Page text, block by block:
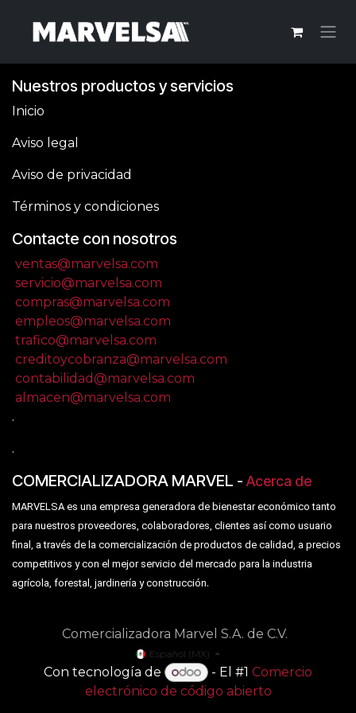
Nuestros productos y servicios
Inicio
Aviso legal
Aviso de privacidad
Términos y condiciones
Contacte con nosotros
ventas@marvelsa.com
servicio@marvelsa.com
compras@marvelsa.com
empleos@marvelsa.com
trafico@marvelsa.com
creditoycobranza@marvelsa.com
contabilidad@marvelsa.com
almacen@marvelsa.com
.
.
COMERCIALIZADORA MARVEL - Acerca de
MARVELSA es una empresa generadora de bienestar económico tanto
para nuestros proveedores, colaboradores, clientes así como usuario
final, a través de la comercialización de productos de calidad, a precios
competitivos y con el mejor servicio del mercado para la industria
agrícola, forestal, jardinería y construcción.
Comercializadora Marvel S.A. de C.V.
Español (MX)
Con tecnología de - El #1 Comercio
electrónico de código abierto